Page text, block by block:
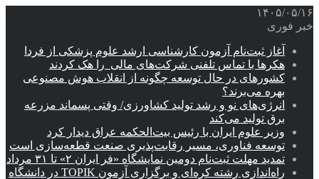
۱۴۰۵/۰۵/۱۶
خبر فوری
آغاز ثبت‌نام‌ آزمون کارشناسی ارشد علوم پزشکی از فردا
هکرها با تماس تلفنی شرکت‌های مالی را هک کردند
کشورهای در حال توسعه چگونه از انقلاب هوش مصنوعی
بهره می‌برند؟
انرژی‌های نو و رشد تولید کشاورزی/ وقتی پسماند مزرعه‌
برق تولید می‌کند
وزیر علوم ایران با رئیس بیت‌الحکمه عراق دیدار کرد
توسعه فناوری، مسیر رقابت‌پذیری صنعت قطعه‌سازی است
تمدید مهلت ثبت‌نام دومین نمایشگاه «فر ایران ۲» تا ۳۱ مرداد
راه‌اندازی رشته کره‌ای و برگزاری آزمون TOPIK در دانشگاه